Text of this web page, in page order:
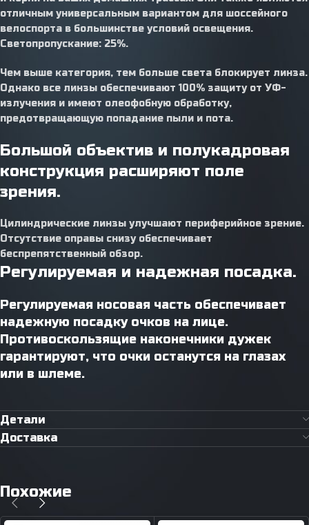
отличным универсальным вариантом для шоссейного
велоспорта в большинстве условий освещения.
Светопропускание: 25%.
Чем выше категория, тем больше света блокирует линза.
Однако все линзы обеспечивают 100% защиту от УФ-
излучения и имеют олеофобную обработку,
предотвращающую попадание пыли и пота.
Большой объектив и полукадровая
конструкция расширяют поле
зрения.
Цилиндрические линзы улучшают периферийное зрение.
Отсутствие оправы снизу обеспечивает
беспрепятственный обзор.
Регулируемая и надежная посадка.
Регулируемая носовая часть обеспечивает
надежную посадку очков на лице.
Противоскользящие наконечники дужек
гарантируют, что очки останутся на глазах
или в шлеме.
Детали
Доставка
Похожие